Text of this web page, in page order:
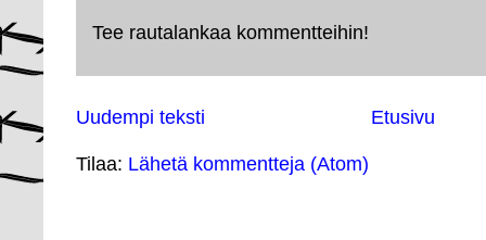
Tee rautalankaa kommentteihin!
Uudempi teksti Etusivu
Tilaa: Lähetä kommentteja (Atom)